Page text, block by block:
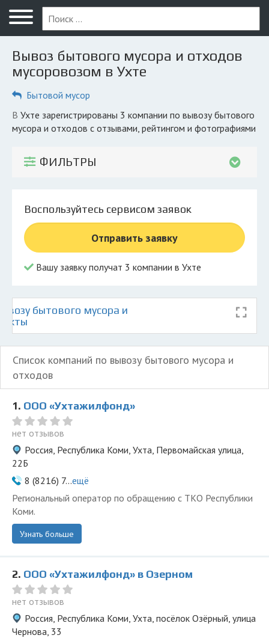
Меню
Главная
Вопрос юристу
Вывоз
Рег. операторы
Личный кабинет
© 2026 Все права защищены
Вывоз бытового мусора и отходов
мусоровозом в Ухте
Бытовой мусор
в Ухте зарегистрированы 3 компании по вывозу бытового
мусора и отходов с отзывами, рейтингом и фотографиями
ФИЛЬТРЫ
Воспользуйтесь сервисом заявок
Отправить заявку
Вашу заявку получат 3 компании в Ухте
бытового мусора и
Ухты
Список компаний по вывозу бытового мусора и
отходов
1. ООО «Ухтажилфонд»
нет отзывов
Россия, Республика Коми, Ухта, Первомайская улица,
22Б
8 (8216) 7...ещё
Региональный оператор по обращению с ТКО Республики
Коми.
Узнать больше
2. ООО «Ухтажилфонд» в Озерном
нет отзывов
Россия, Республика Коми, Ухта, посёлок Озёрный, улица
Чернова, 33